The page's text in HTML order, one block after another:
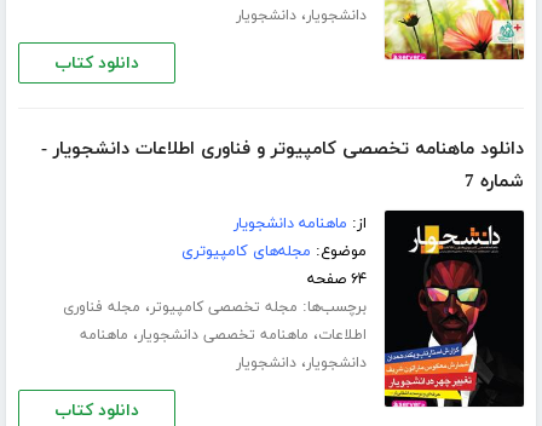
دانشجویار،دانشجویار
دانلود کتاب
دانلود ماهنامه تخصصی کامپیوتر و فناوری اطلاعات دانشجویار -
شماره 7
از: ماهنامه دانشجویار
موضوع: مجله‌های کامپیوتری
۶۴ صفحه
برچسب‌ها: مجله تخصصی کامپیوتر، مجله فناوری
اطلاعات، ماهنامه تخصصی دانشجویار، ماهنامه
دانشجویار،دانشجویار
دانلود کتاب